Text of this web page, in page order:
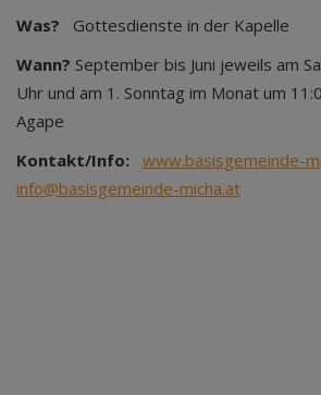
Was?
Gottesdienste in der Kapelle
Wann? September bis Juni jeweils am
Uhr und am 1. Sonntag im Monat um
Agape
Kontakt/Info:
www.basisgemeinde-
info@basisgemeinde-micha.at